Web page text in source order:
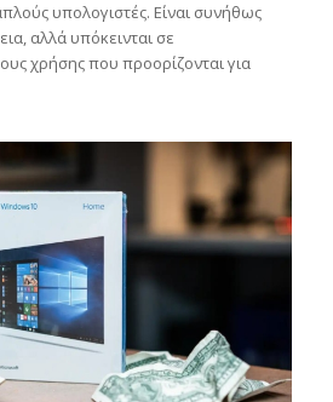
υπολογιστές. Είναι συνήθως
αλλά υπόκεινται σε
χρήσης που προορίζονται για